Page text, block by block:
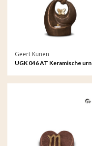
Geert Kunen
UGK 046 AT Keramische urn